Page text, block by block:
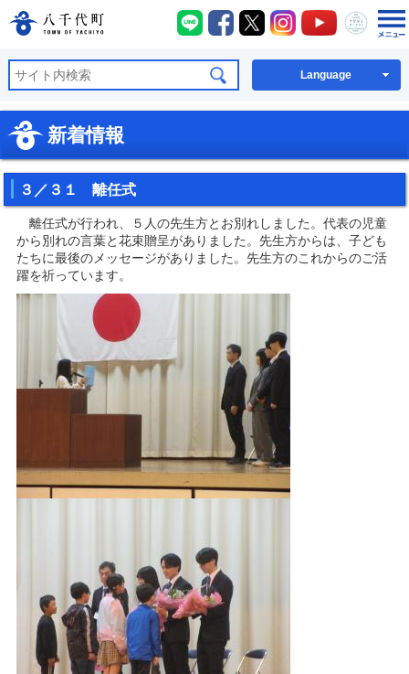
八千代町公式ホームページ
八千代町LINE
八千代町Facebook
八千代町X八千代町Instagram
八千代町
八千
Language
新着情報
３／３１ 離任式
離任式が行われ、５人の先生方とお別れしました。代表の児童
から別れの言葉と花束贈呈がありました。先生方からは、子ども
たちに最後のメッセージがありました。先生方のこれからのご活
躍を祈っています。